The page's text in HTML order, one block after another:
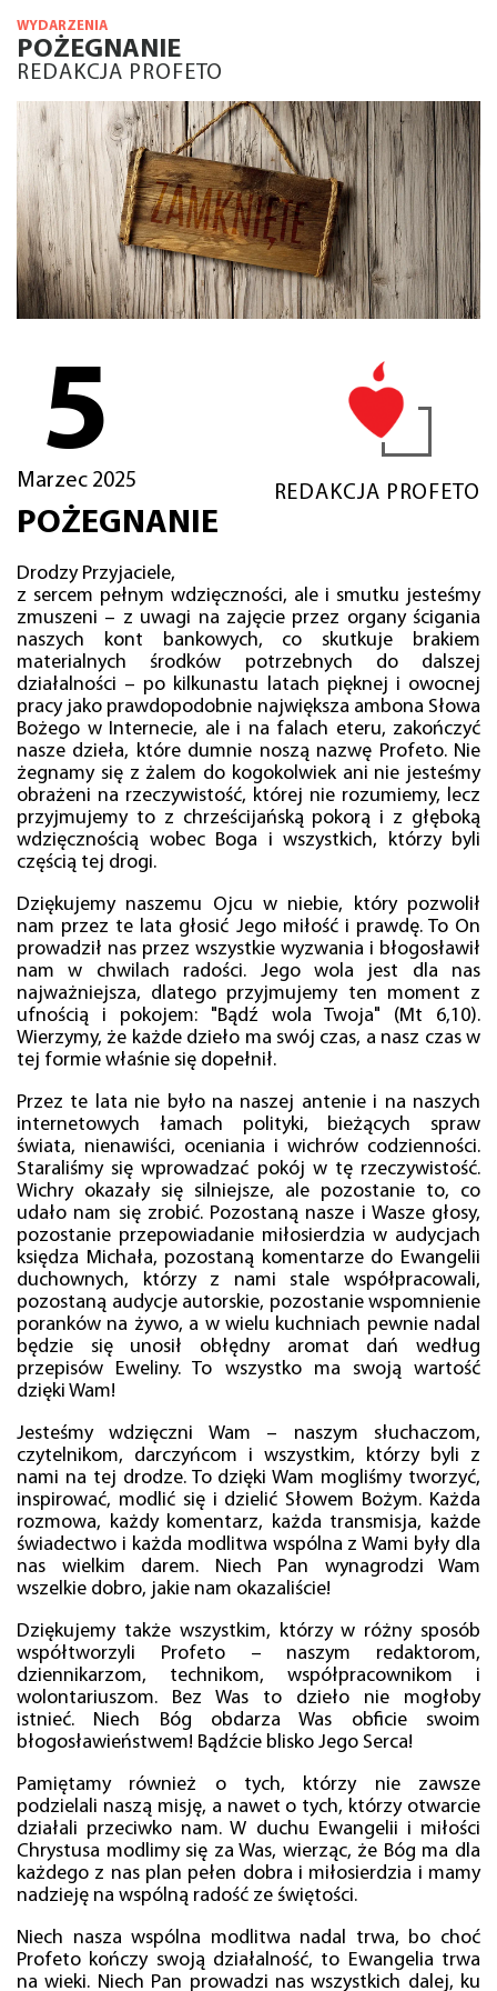
WYDARZENIA
POŻEGNANIE
REDAKCJA PROFETO
5
Marzec 2025
REDAKCJA PROFETO
POŻEGNANIE
Drodzy Przyjaciele,
z sercem pełnym wdzięczności, ale i smutku jesteśmy
zmuszeni – z uwagi na zajęcie przez organy ścigania
naszych kont bankowych, co skutkuje brakiem
materialnych środków potrzebnych do dalszej
działalności – po kilkunastu latach pięknej i owocnej
pracy jako prawdopodobnie największa ambona Słowa
Bożego w Internecie, ale i na falach eteru, zakończyć
nasze dzieła, które dumnie noszą nazwę Profeto. Nie
żegnamy się z żalem do kogokolwiek ani nie jesteśmy
obrażeni na rzeczywistość, której nie rozumiemy, lecz
przyjmujemy to z chrześcijańską pokorą i z głęboką
wdzięcznością wobec Boga i wszystkich, którzy byli
częścią tej drogi.
Dziękujemy naszemu Ojcu w niebie, który pozwolił
nam przez te lata głosić Jego miłość i prawdę. To On
prowadził nas przez wszystkie wyzwania i błogosławił
nam w chwilach radości. Jego wola jest dla nas
najważniejsza, dlatego przyjmujemy ten moment z
ufnością i pokojem: "Bądź wola Twoja" (Mt 6,10).
Wierzymy, że każde dzieło ma swój czas, a nasz czas w
tej formie właśnie się dopełnił.
Przez te lata nie było na naszej antenie i na naszych
internetowych łamach polityki, bieżących spraw
świata, nienawiści, oceniania i wichrów codzienności.
Staraliśmy się wprowadzać pokój w tę rzeczywistość.
Wichry okazały się silniejsze, ale pozostanie to, co
udało nam się zrobić. Pozostaną nasze i Wasze głosy,
pozostanie przepowiadanie miłosierdzia w audycjach
księdza Michała, pozostaną komentarze do Ewangelii
duchownych, którzy z nami stale współpracowali,
pozostaną audycje autorskie, pozostanie wspomnienie
poranków na żywo, a w wielu kuchniach pewnie nadal
będzie się unosił obłędny aromat dań według
przepisów Eweliny. To wszystko ma swoją wartość
dzięki Wam!
Jesteśmy wdzięczni Wam – naszym słuchaczom,
czytelnikom, darczyńcom i wszystkim, którzy byli z
nami na tej drodze. To dzięki Wam mogliśmy tworzyć,
inspirować, modlić się i dzielić Słowem Bożym. Każda
rozmowa, każdy komentarz, każda transmisja, każde
świadectwo i każda modlitwa wspólna z Wami były dla
nas wielkim darem. Niech Pan wynagrodzi Wam
wszelkie dobro, jakie nam okazaliście!
Dziękujemy także wszystkim, którzy w różny sposób
współtworzyli Profeto – naszym redaktorom,
dziennikarzom, technikom, współpracownikom i
wolontariuszom. Bez Was to dzieło nie mogłoby
istnieć. Niech Bóg obdarza Was obficie swoim
błogosławieństwem! Bądźcie blisko Jego Serca!
Pamiętamy również o tych, którzy nie zawsze
podzielali naszą misję, a nawet o tych, którzy otwarcie
działali przeciwko nam. W duchu Ewangelii i miłości
Chrystusa modlimy się za Was, wierząc, że Bóg ma dla
każdego z nas plan pełen dobra i miłosierdzia i mamy
nadzieję na wspólną radość ze świętości.
Niech nasza wspólna modlitwa nadal trwa, bo choć
Profeto kończy swoją działalność, to Ewangelia trwa
na wieki. Niech Pan prowadzi nas wszystkich dalej, ku